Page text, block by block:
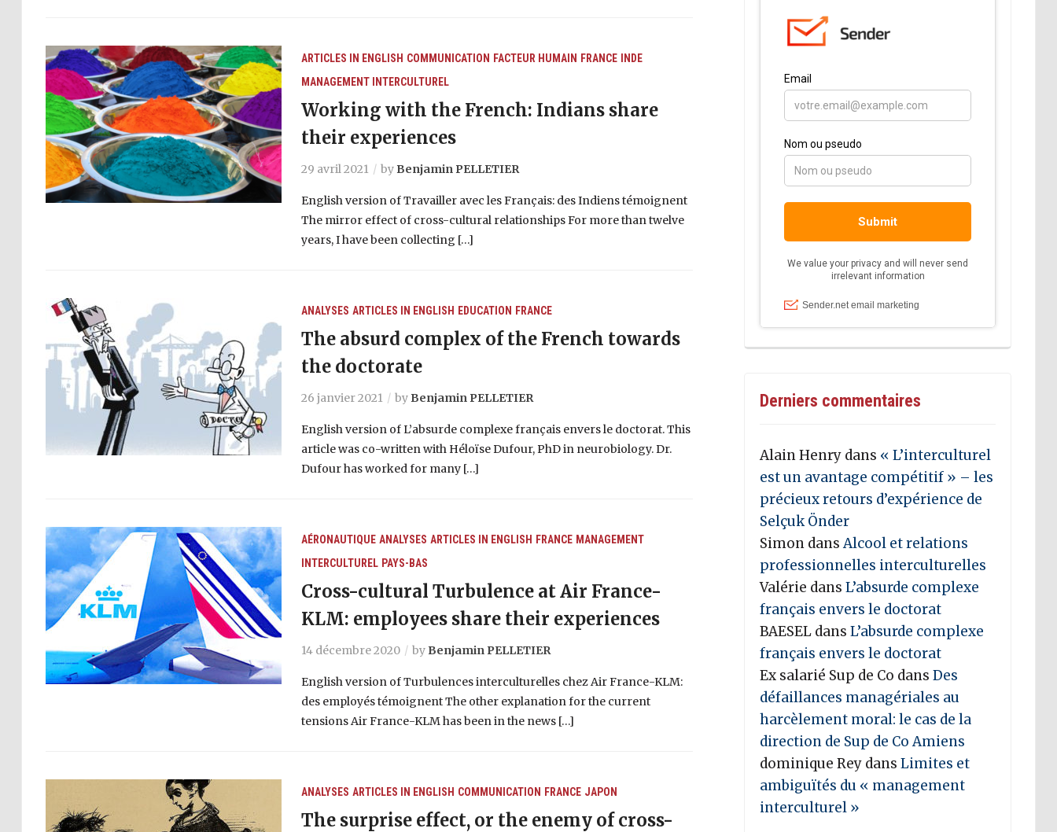
ARTICLES IN ENGLISH COMMUNICATION FACTEUR HUMAIN FRANCE
INDE
MANAGEMENT INTERCULTUREL
Working with the French: Indians share
their experiences
29 avril 2021 by Benjamin PELLETIER
English version of Travailler avec les Français: des Indiens témoignent
The mirror effect of cross-cultural relationships For more than twelve
years, I have been collecting […]
ANALYSES ARTICLES IN ENGLISH EDUCATION FRANCE
The absurd complex of the French towards
the doctorate
26 janvier 2021 by Benjamin PELLETIER
English version of L’absurde complexe français envers le doctorat. This
article was co-written with Héloïse Dufour, PhD in neurobiology. Dr.
Dufour has worked for many […]
AÉRONAUTIQUE ANALYSES ARTICLES IN ENGLISH FRANCE MANAGEMENT
INTERCULTUREL PAYS-BAS
Cross-cultural Turbulence at Air France-
KLM: employees share their experiences
14 décembre 2020 by Benjamin PELLETIER
English version of Turbulences interculturelles chez Air France-KLM:
des employés témoignent The other explanation for the current
tensions Air France-KLM has been in the news […]
ANALYSES ARTICLES IN ENGLISH COMMUNICATION FRANCE JAPON
The surprise effect, or the enemy of cross-
Derniers commentaires
Alain Henry dans « L’interculturel
est un avantage compétitif » – les
précieux retours d’expérience de
Selçuk Önder
Simon dansAlcool et relations
professionnelles interculturelles
Valérie dansL’absurde complexe
français envers le doctorat
BAESEL dansL’absurde complexe
français envers le doctorat
Ex salarié Sup de Co dansDes
défaillances managériales au
harcèlement moral: le cas de la
direction de Sup de Co Amiens
dominique Rey dansLimites et
ambiguïtés du « management
interculturel »